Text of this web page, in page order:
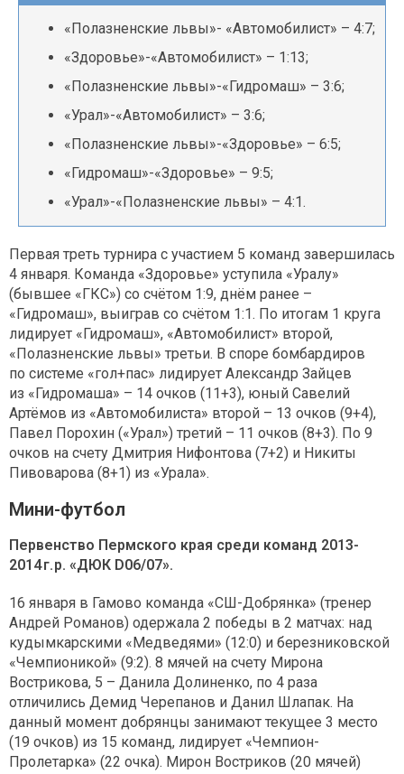
«Полазненские львы»- «Автомобилист» – 4:7;
«Здоровье»-«Автомобилист» – 1:13;
«Полазненские львы»-«Гидромаш» – 3:6;
«Урал»-«Автомобилист» – 3:6;
«Полазненские львы»-«Здоровье» – 6:5;
«Гидромаш»-«Здоровье» – 9:5;
«Урал»-«Полазненские львы» – 4:1.
Первая треть турнира с участием 5 команд завершилась
4 января. Команда «Здоровье» уступила «Уралу»
(бывшее «ГКС») со счётом 1:9, днём ранее –
«Гидромаш», выиграв со счётом 1:1. По итогам 1 круга
лидирует «Гидромаш», «Автомобилист» второй,
«Полазненские львы» третьи. В споре бомбардиров
по системе «гол+пас» лидирует Александр Зайцев
из «Гидромаша» – 14 очков (11+3), юный Савелий
Артёмов из «Автомобилиста» второй – 13 очков (9+4),
Павел Порохин («Урал») третий – 11 очков (8+3). По 9
очков на счету Дмитрия Нифонтова (7+2) и Никиты
Пивоварова (8+1) из «Урала».
Мини-футбол
Первенство Пермского края среди команд 2013-
2014 г. р. «ДЮК D06/07».
16 января в Гамово команда «СШ-Добрянка» (тренер
Андрей Романов) одержала 2 победы в 2 матчах: над
кудымкарскими «Медведями» (12:0) и березниковской
«Чемпионикой» (9:2). 8 мячей на счету Мирона
Вострикова, 5 – Данила Долиненко, по 4 раза
отличились Демид Черепанов и Данил Шлапак. На
данный момент добрянцы занимают текущее 3 место
(19 очков) из 15 команд, лидирует «Чемпион-
Пролетарка» (22 очка). Мирон Востриков (20 мячей)